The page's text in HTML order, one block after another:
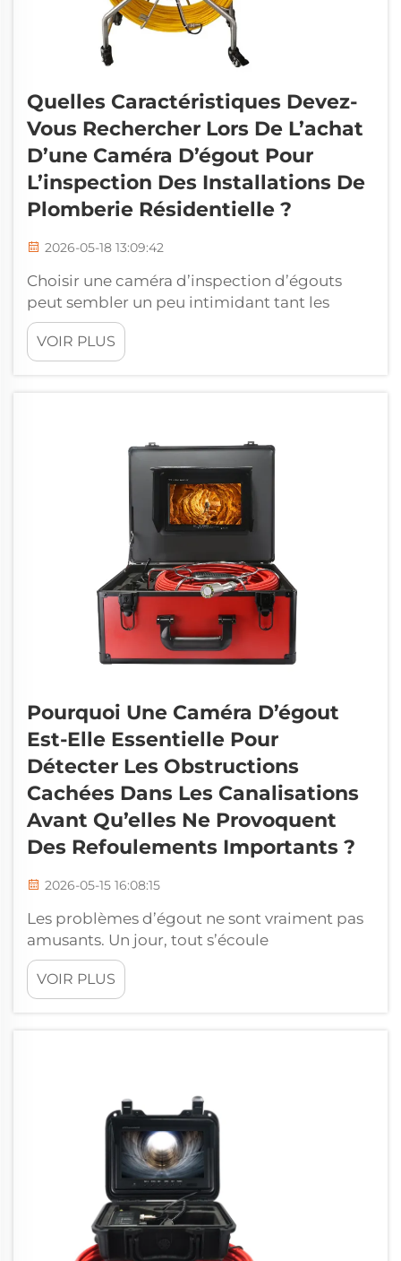
Quelles Caractéristiques Devez-
Vous Rechercher Lors De L’achat
D’une Caméra D’égout Pour
L’inspection Des Installations De
Plomberie Résidentielle ?
2026-05-18 13:09:42
Choisir une caméra d’inspection d’égouts
peut sembler un peu intimidant tant les
modèles disponibles sont nombreux.
Certains sont de simples gadgets bon
marché, tandis que d’autres constituent de
n’avez pas besoin de…
VOIR PLUS
Pourquoi Une Caméra D’égout
Est-Elle Essentielle Pour
Détecter Les Obstructions
Cachées Dans Les Canalisations
Avant Qu’elles Ne Provoquent
Des Refoulements Importants ?
2026-05-15 16:08:15
Les problèmes d’égout ne sont vraiment pas
amusants. Un jour, tout s’écoule
normalement, et le lendemain, vous
constatez un refoulement d’eau dans votre
sous-sol ou une odeur nauséabonde
VOIR PLUS